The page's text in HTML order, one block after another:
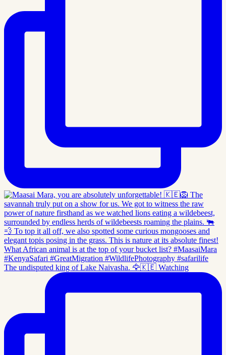
The undisputed king of Lake Naivasha. 🦅🇰🇪 Watching